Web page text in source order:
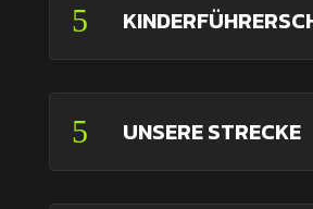
5
5 UNSERE STRECKE